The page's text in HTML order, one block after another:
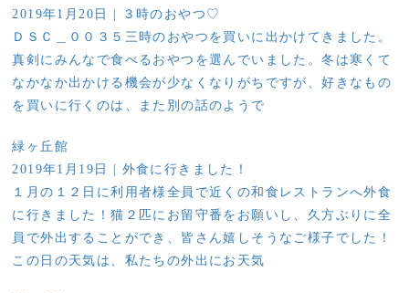
2019年1月20日
| ３時のおやつ♡
ＤＳＣ＿００３５三時のおやつを買いに出かけてきました。
真剣にみんなで食べるおやつを選んでいました。冬は寒くて
なかなか出かける機会が少なくなりがちですが、好きなもの
を買いに行くのは、また別の話のようで
緑ヶ丘館
2019年1月19日
| 外食に行きました！
１月の１２日に利用者様全員で近くの和食レストランへ外食
に行きました！猫２匹にお留守番をお願いし、久方ぶりに全
員で外出することができ、皆さん嬉しそうなご様子でした！
この日の天気は、私たちの外出にお天気